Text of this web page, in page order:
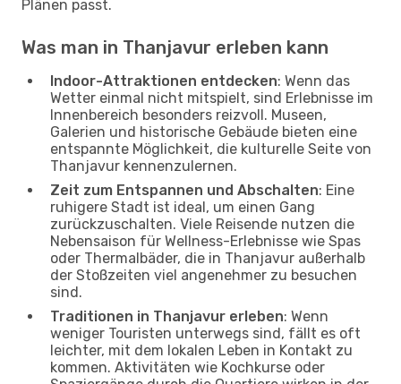
Plänen passt.
Was man in Thanjavur erleben kann
Indoor-Attraktionen entdecken: Wenn das
Wetter einmal nicht mitspielt, sind Erlebnisse im
Innenbereich besonders reizvoll. Museen,
Galerien und historische Gebäude bieten eine
entspannte Möglichkeit, die kulturelle Seite von
Thanjavur kennenzulernen.
Zeit zum Entspannen und Abschalten: Eine
ruhigere Stadt ist ideal, um einen Gang
zurückzuschalten. Viele Reisende nutzen die
Nebensaison für Wellness-Erlebnisse wie Spas
oder Thermalbäder, die in Thanjavur außerhalb
der Stoßzeiten viel angenehmer zu besuchen
sind.
Traditionen in Thanjavur erleben: Wenn
weniger Touristen unterwegs sind, fällt es oft
leichter, mit dem lokalen Leben in Kontakt zu
kommen. Aktivitäten wie Kochkurse oder